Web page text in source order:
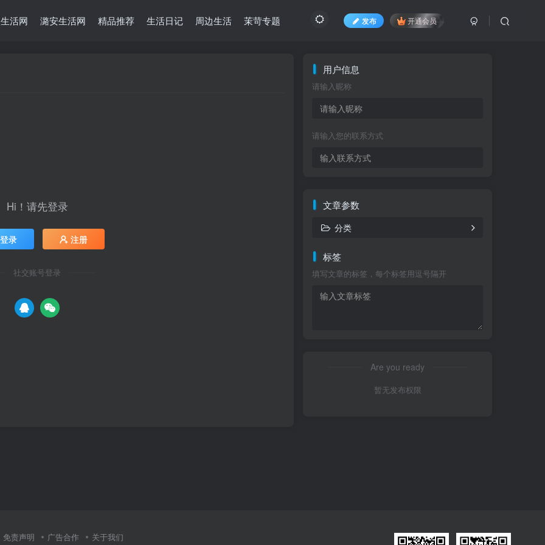
发布 开通会员
活网 潞安生活网 精品推荐 生活日记 周边生活 茉苛专题
Hi！请先登录
登录 注册
社交账号登录
用户信息
请输入昵称
请输入您的联系方式
文章参数
分类
标签
填写文章的标签，每个标签用逗号隔开
Are you ready
暂无发布权限
免责声明 广告合作 关于我们